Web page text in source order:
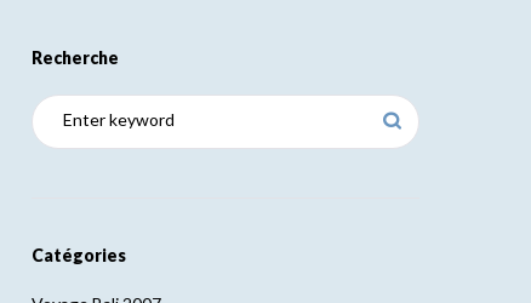
Recherche
Catégories